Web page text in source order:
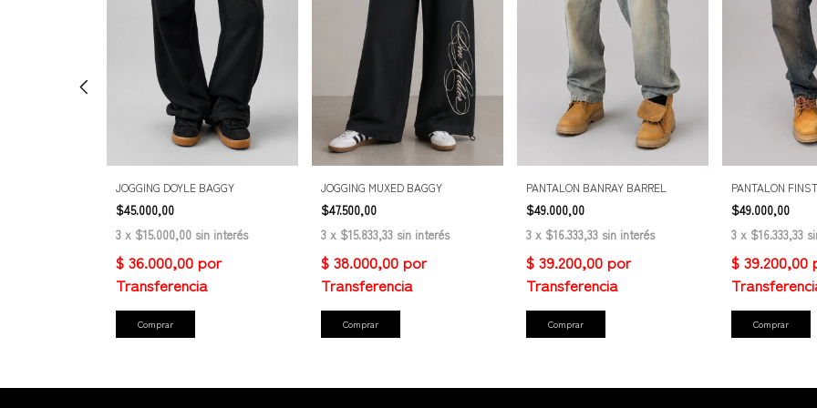
JOGGING DOYLE BAGGY
$45.000,00
3 x $15.000,00 sin interés
Comprar
JOGGING MUXED BAGGY
$47.500,00
3 x $15.833,33 sin interés
Comprar
PANTALON BANRAY BARREL
$49.000,00
3 x $16.333,33 sin interés
Comprar
PANTALON
$49.000,00
3 x $16.333,33
Comprar